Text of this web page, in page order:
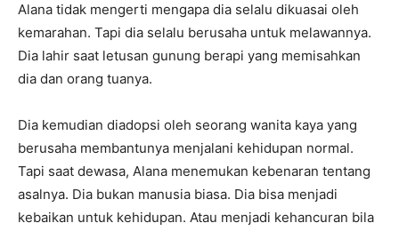
Alana tidak mengerti mengapa dia selalu dikuasai oleh
kemarahan. Tapi dia selalu berusaha untuk melawannya.
Dia lahir saat letusan gunung berapi yang memisahkan
dia dan orang tuanya.
Dia kemudian diadopsi oleh seorang wanita kaya yang
berusaha membantunya menjalani kehidupan normal.
Tapi saat dewasa, Alana menemukan kebenaran tentang
asalnya. Dia bukan manusia biasa. Dia bisa menjadi
kebaikan untuk kehidupan. Atau menjadi kehancuran bila